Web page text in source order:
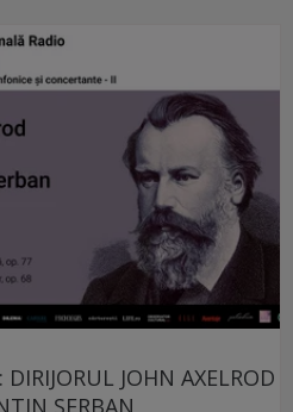
JOHN AXELROD